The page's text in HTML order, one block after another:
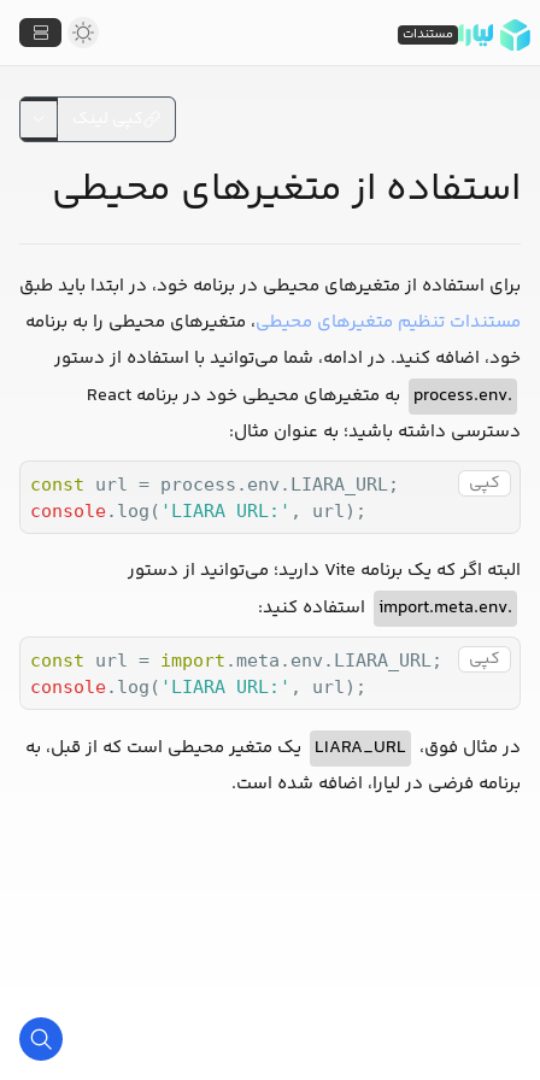
استفاده از متغیرهای محیطی
برای استفاده از متغیرهای محیطی در برنامه خود، در ابتدا باید طبق
مستندات تنظیم متغیرهای محیطی، متغیرهای محیطی را به برنامه
خود، اضافه کنید. در ادامه، شما می‌توانید با استفاده از دستور
.process.env
به متغیرهای محیطی خود در برنامه React
دسترسی داشته باشید؛ به عنوان مثال:
کپی const
console.log( 'LIARA URL:' , url);
البته اگر که یک برنامه Vite دارید؛ می‌توانید از دستور
.import.meta.env
استفاده کنید:
کپی const url = import
console.log( 'LIARA URL:' , url);
در مثال فوق، LIARA_URL یک متغیر محیطی است که از قبل، به
برنامه فرضی در لیارا، اضافه شده است.
مستندات